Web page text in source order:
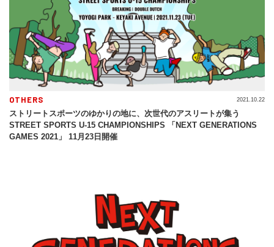
OTHERS
ストリートスポーツのゆかりの地に、次世代のアスリートが集う
STREET SPORTS U-15 CHAMPIONSHIPS 「NEXT GENERATIONS
GAMES 2021」 11月23日開催
2021.10.22